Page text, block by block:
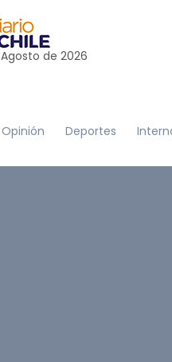
Agosto de 2026
Opinión Deportes